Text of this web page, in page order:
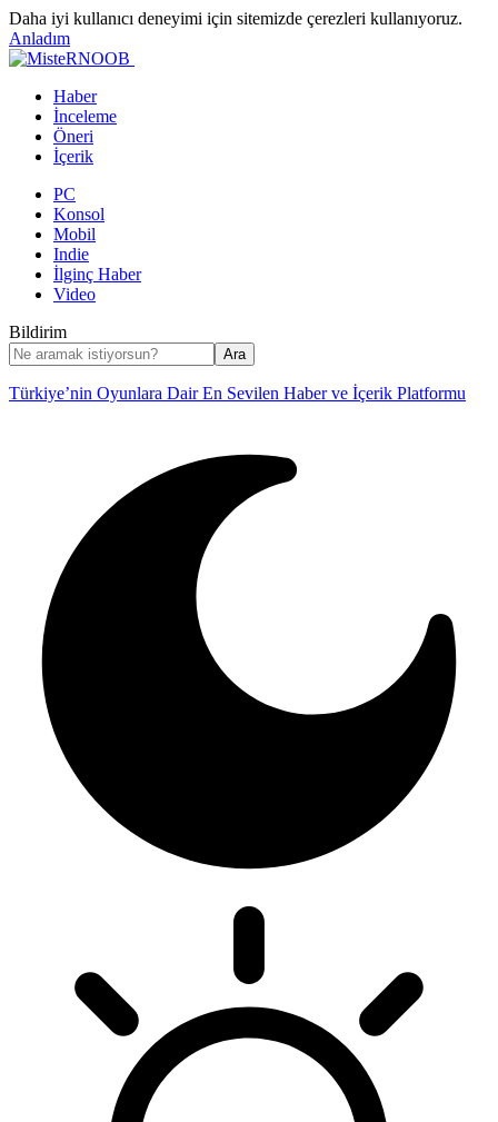
Daha iyi kullanıcı deneyimi için sitemizde çerezleri kullanıyoruz.
Anladım
Haber
İnceleme
Öneri
İçerik
PC
Konsol
Mobil
Indie
İlginç Haber
Video
Bildirim
Türkiye’nin Oyunlara Dair En Sevilen Haber ve İçerik Platformu